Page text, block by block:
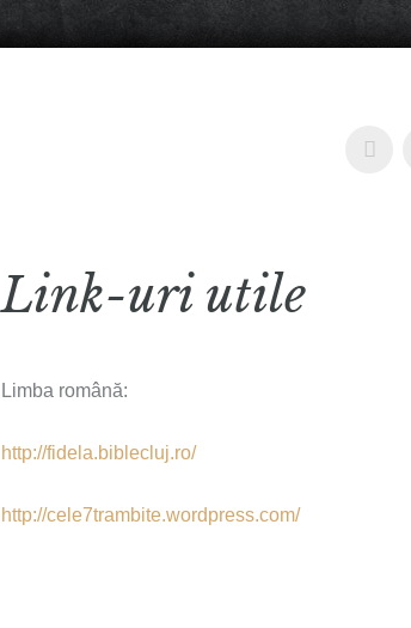
Link-uri utile
Limba română:
http://fidela.biblecluj.ro/
http://cele7trambite.wordpress.com/